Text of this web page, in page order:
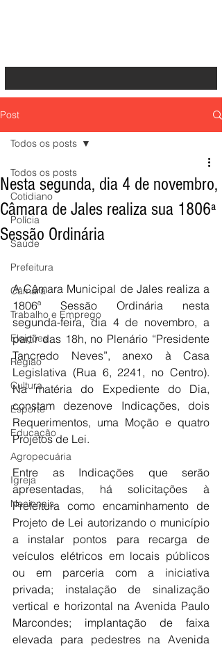
Post
Todos os posts
Cotidiano
Polícia
Saúde
Prefeitura
Câmara
Trabalho e Emprego
Eleições
Região
Cultura
Esporte
Educação
Agropecuária
Igreja
Nacionais
Todos os posts
Nesta segunda, dia 4 de novembro,
Câmara de Jales realiza sua 1806ª
Sessão Ordinária
A Câmara Municipal de Jales realiza a
1806ª Sessão Ordinária nesta
segunda-feira, dia 4 de novembro, a
partir das 18h, no Plenário “Presidente
Tancredo Neves”, anexo à Casa
Legislativa (Rua 6, 2241, no Centro).
Na matéria do Expediente do Dia,
constam dezenove Indicações, dois
Requerimentos, uma Moção e quatro
Projetos de Lei.
Entre as Indicações que serão
apresentadas, há solicitações à
Prefeitura como encaminhamento de
Projeto de Lei autorizando o município
a instalar pontos para recarga de
veículos elétricos em locais públicos
ou em parceria com a iniciativa
privada; instalação de sinalização
vertical e horizontal na Avenida Paulo
Marcondes; implantação de faixa
elevada para pedestres na Avenida